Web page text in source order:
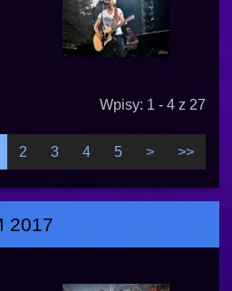
Wpisy: 1 - 4 z 27
2 3 4 5 > >>
2017